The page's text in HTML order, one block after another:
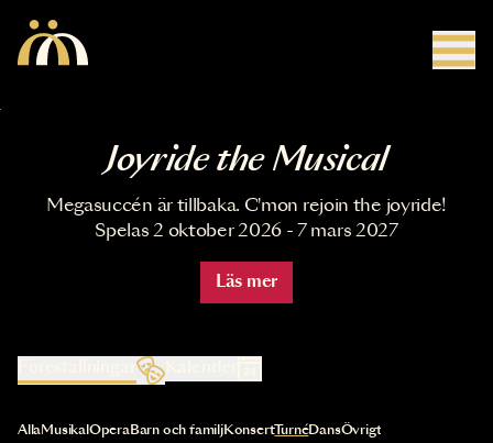
Joyride the Musical
Megasuccén är tillbaka. C'mon rejoin the joyride!
Spelas 2 oktober 2026 - 7 mars 2027
Läs mer
Kalender
Val av kategori uppdaterar innehållet automatiskt
AllaMusikal OperaBarn och familjKonsertTurnéDansÖvrigt